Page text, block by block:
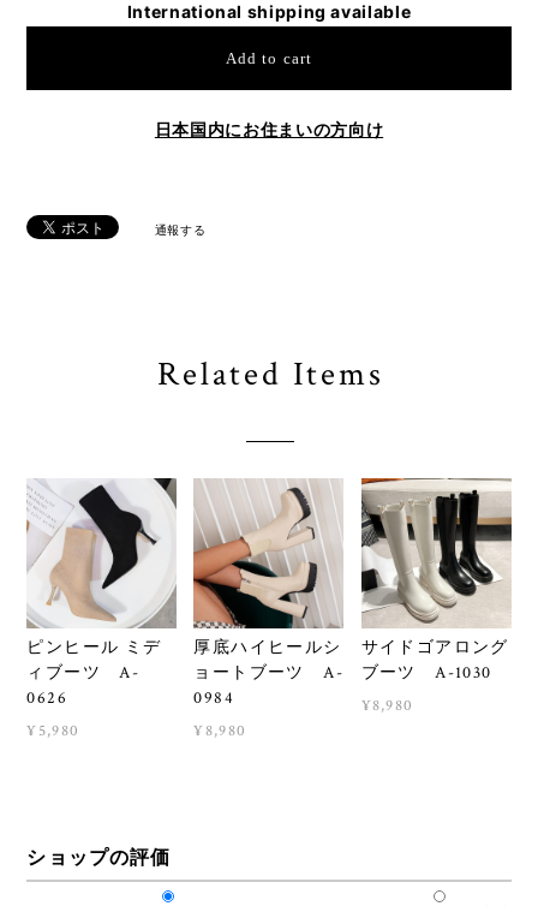
International shipping available
Add to cart
日本国内にお住まいの方向け
通報する
Related Items
ピンヒール ミデ
ィブーツ A-
0626
¥5,980
厚底ハイヒールシ
ョートブーツ A-
0984
¥8,980
サイドゴアロング
ブーツ A-1030
¥8,980
ショップの評価